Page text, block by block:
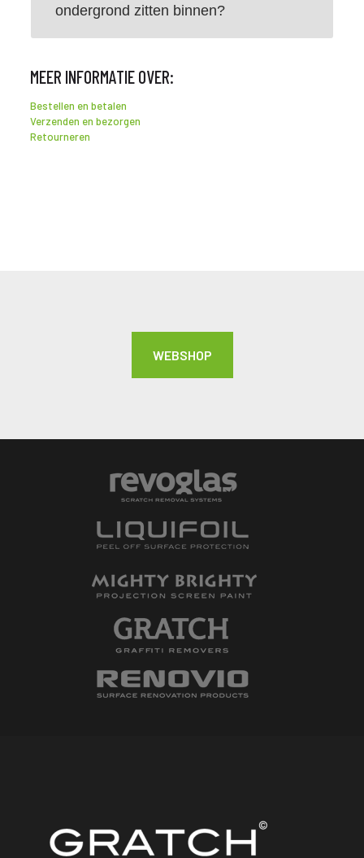
ondergrond zitten binnen?
MEER INFORMATIE OVER:
Bestellen en betalen
Verzenden en bezorgen
Retourneren
WEBSHOP